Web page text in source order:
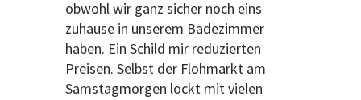
obwohl wir ganz sicher noch eins
zuhause in unserem Badezimmer
haben. Ein Schild mir reduzierten
Preisen. Selbst der Flohmarkt am
Samstagmorgen lockt mit vielen